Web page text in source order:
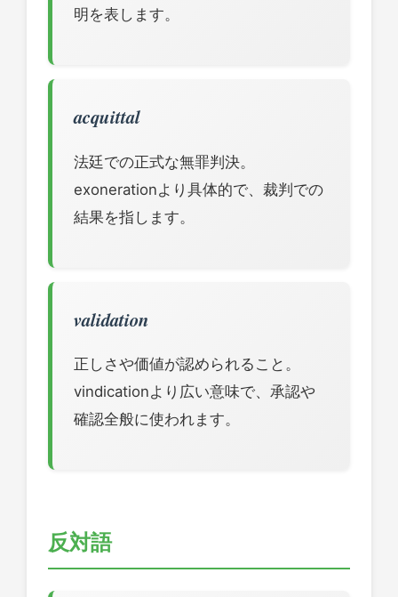
明を表します。
acquittal
法廷での正式な無罪判決。
exonerationより具体的で、裁判での
結果を指します。
validation
正しさや価値が認められること。
vindicationより広い意味で、承認や
確認全般に使われます。
反対語